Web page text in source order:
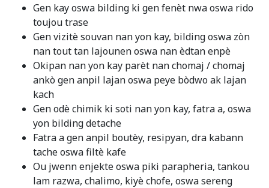
Gen kay oswa bilding ki gen fenèt nwa oswa rido
toujou trase
Gen vizitè souvan nan yon kay, bilding oswa zòn
nan tout tan lajounen oswa nan èdtan enpè
Okipan nan yon kay parèt nan chomaj / chomaj
ankò gen anpil lajan oswa peye bòdwo ak lajan
kach
Gen odè chimik ki soti nan yon kay, fatra a, oswa
yon bilding detache
Fatra a gen anpil boutèy, resipyan, dra kabann
tache oswa filtè kafe
Ou jwenn enjekte oswa piki parapheria, tankou
lam razwa, chalimo, kiyè chofe, oswa sereng